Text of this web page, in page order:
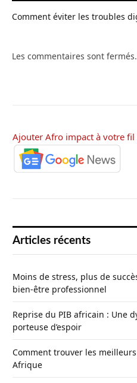
Comment éviter les troubles
Les commentaires sont fermés.
Ajouter Afro impact à votre fil
Articles récents
Moins de stress, plus de
bien-être professionnel
Reprise du PIB africain : Une
porteuse d’espoir
Comment trouver les
Afrique